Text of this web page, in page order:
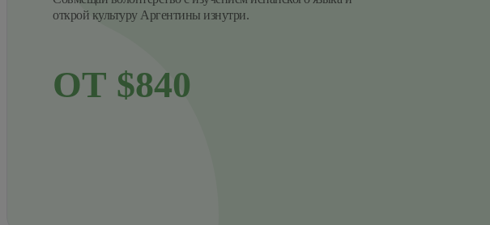
открой культуру Аргентины изнутри.
ОТ $840